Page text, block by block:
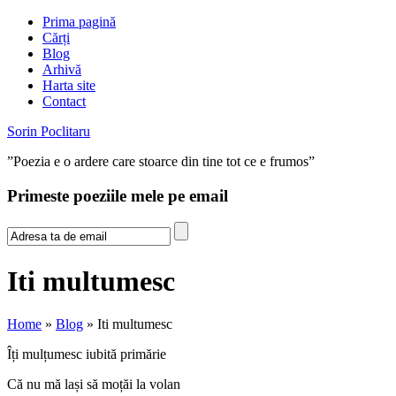
Prima pagină
Cărți
Blog
Arhivă
Harta site
Contact
Sorin Poclitaru
”Poezia e o ardere care stoarce din tine tot ce e frumos”
Primeste poeziile mele pe email
Iti multumesc
Home » Blog » Iti multumesc
Îți mulțumesc iubită primărie
Că nu mă lași să moțăi la volan